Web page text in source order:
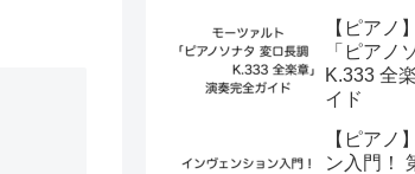
【ピアノ
「ピアノ
K.333 全
イド
【ピアノ
ン入門！